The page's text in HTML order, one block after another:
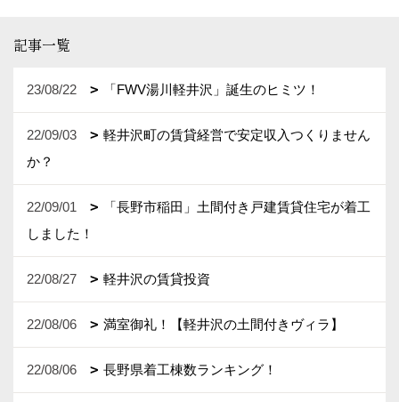
記事一覧
23/08/22 「FWV湯川軽井沢」誕生のヒミツ！
22/09/03
軽井沢町の賃貸経営で安定収入つくりません
か？
22/09/01
「長野市稲田」土間付き戸建賃貸住宅が着工
しました！
22/08/27 軽井沢の賃貸投資
22/08/06 満室御礼！【軽井沢の土間付きヴィラ】
22/08/06 長野県着工棟数ランキング！